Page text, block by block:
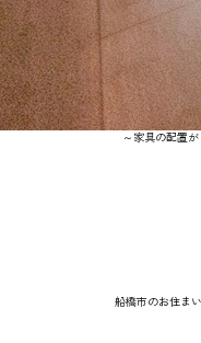
～家具の配置
船橋市のお住ま